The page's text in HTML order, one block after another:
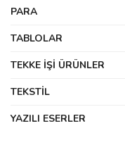
PARA
TABLOLAR
TEKKE İŞI ÜRÜNLER
TEKSTIL
YAZILI ESERLER